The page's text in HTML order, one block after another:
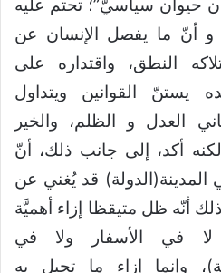
حيوان سياسيّ”؛ تحتم عليه
و أنّ ما يفصل الإنسان عن
النطق، واقتداره على
يستنّ القوانين ويتداول
العدل و الظلم، والخير
أكد، إلى جانب ذلك، أنّ
قد يُغني عن
ذلك أنّه ظل متيقظا إزاء أهميَّة
في الأسفار ولا في
وإنما إزاء ما تحبل به